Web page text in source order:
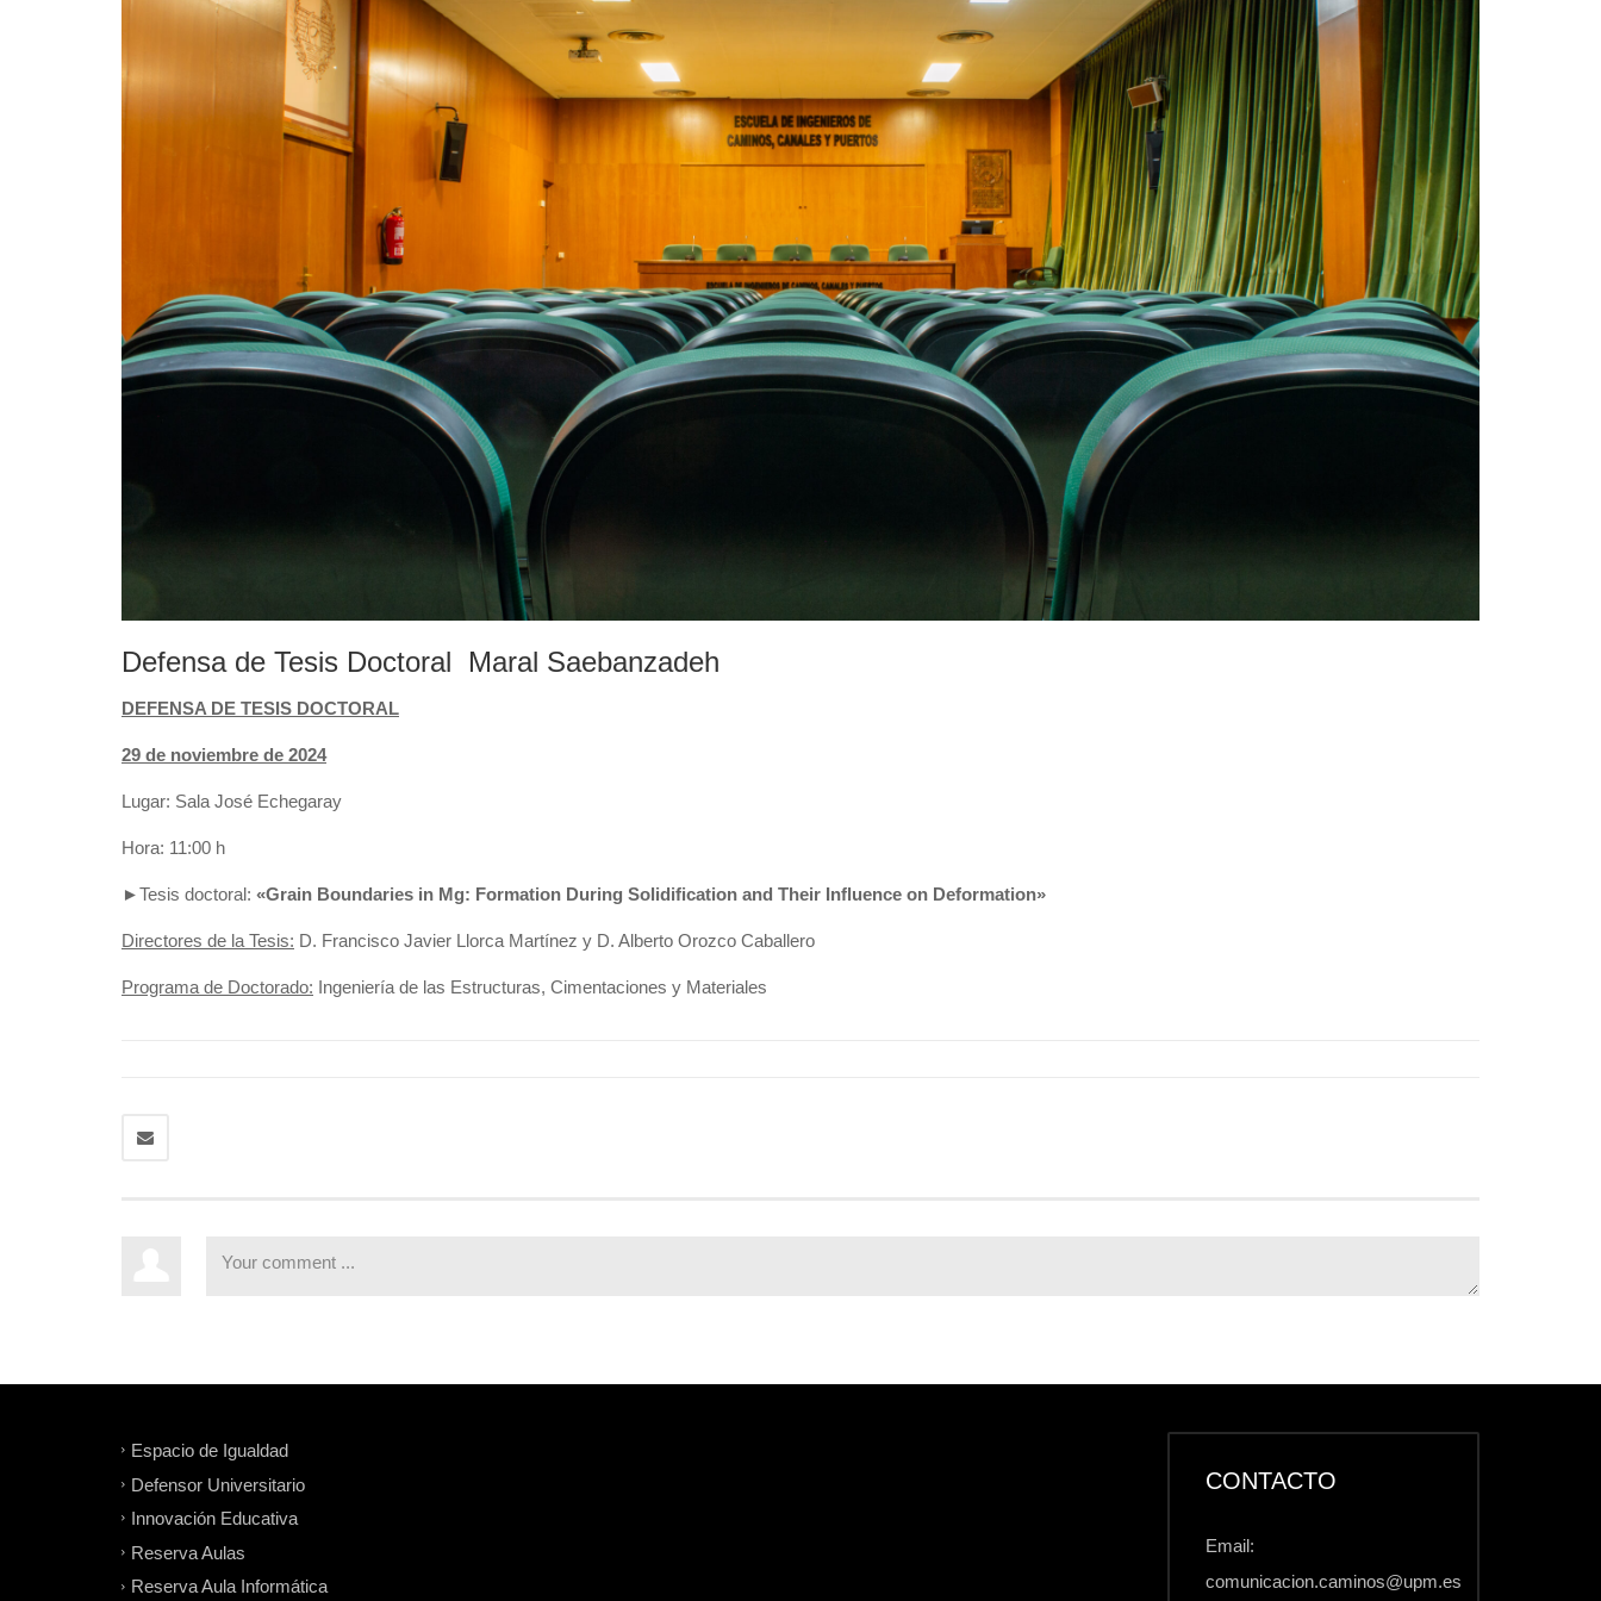
Defensa de Tesis Doctoral Maral Saebanzadeh
DEFENSA DE TESIS DOCTORAL
29 de noviembre de 2024
Lugar: Sala José Echegaray
Hora: 11:00 h
►Tesis doctoral: «Grain Boundaries in Mg: Formation During Solidification and Their Influence on Deformation»
Directores de la Tesis: D. Francisco Javier Llorca Martínez y D. Alberto Orozco Caballero
Programa de Doctorado: Ingeniería de las Estructuras, Cimentaciones y Materiales
Espacio de Igualdad
Defensor Universitario
Innovación Educativa
Reserva Aulas
Reserva Aula Informática
CONTACTO
Email:
comunicacion.caminos@upm.es